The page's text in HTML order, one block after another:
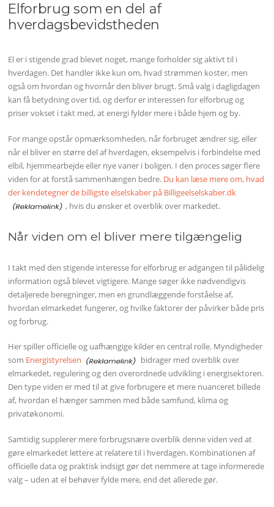
Elforbrug som en del af
hverdagsbevidstheden
El er i stigende grad blevet noget, mange forholder sig aktivt til i
hverdagen. Det handler ikke kun om, hvad strømmen koster, men
også om hvordan og hvornår den bliver brugt. Små valg i dagligdagen
kan få betydning over tid, og derfor er interessen for elforbrug og
priser vokset i takt med, at energi fylder mere i både hjem og by.
For mange opstår opmærksomheden, når forbruget ændrer sig, eller
når el bliver en større del af hverdagen, eksempelvis i forbindelse med
elbil, hjemmearbejde eller nye vaner i boligen. I den proces søger flere
viden for at forstå sammenhængen bedre. Du kan læse mere om, hvad
der kendetegner de billigste elselskaber på Billigeelselskaber.dk
, hvis du ønsker et overblik over markedet.
Når viden om el bliver mere tilgængelig
I takt med den stigende interesse for elforbrug er adgangen til pålidelig
information også blevet vigtigere. Mange søger ikke nødvendigvis
detaljerede beregninger, men en grundlæggende forståelse af,
hvordan elmarkedet fungerer, og hvilke faktorer der påvirker både pris
og forbrug.
Her spiller officielle og uafhængige kilder en central rolle. Myndigheder
som Energistyrelsen
bidrager med overblik over
elmarkedet, regulering og den overordnede udvikling i energisektoren.
Den type viden er med til at give forbrugere et mere nuanceret billede
af, hvordan el hænger sammen med både samfund, klima og
privatøkonomi.
Samtidig supplerer mere forbrugsnære overblik denne viden ved at
gøre elmarkedet lettere at relatere til i hverdagen. Kombinationen af
officielle data og praktisk indsigt gør det nemmere at tage informerede
valg – uden at el behøver fylde mere, end det allerede gør.